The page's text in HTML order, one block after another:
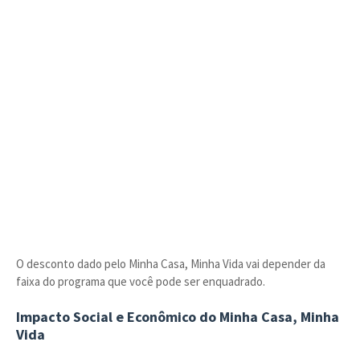
O desconto dado pelo Minha Casa, Minha Vida vai depender da
faixa do programa que você pode ser enquadrado.
Impacto Social e Econômico do Minha Casa, Minha
Vida